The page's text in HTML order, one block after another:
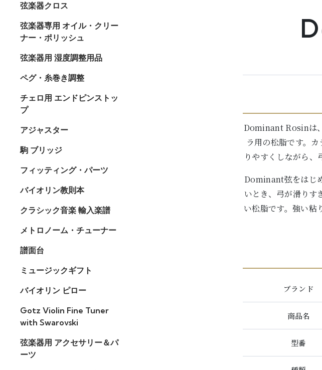
弦楽器クロス
弦楽器専用 オイル・クリー
ナー・ポリッシュ
弦楽器用 湿度調整用品
ペグ・糸巻き調整
チェロ用 エンドピンストッ
プ
アジャスター
駒 ブリッジ
フィッティング・パーツ
バイオリン教則本
クラシック音楽 輸入楽譜
メトロノーム・チューナー
譜面台
ミュージックギフト
バイオリン ピロー
Gotz Violin Fine Tuner
with Swarovski
弦楽器用 アクセサリー＆パ
ーツ
Dominant Rosinは
ラ用の松脂です。
りやすくしながら、
Dominant弦をはじ
いとき、弓が滑りす
い松脂です。強い粘
ブランド
商品名
型番